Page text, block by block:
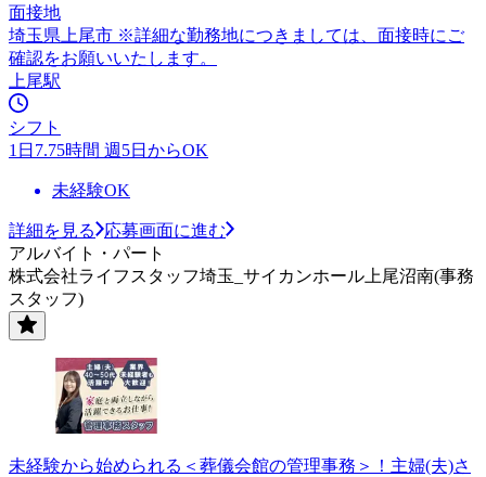
面接地
埼玉県上尾市 ※詳細な勤務地につきましては、面接時にご
確認をお願いいたします。
上尾駅
シフト
1日7.75時間 週5日からOK
未経験OK
詳細を見る
応募画面に進む
アルバイト・パート
株式会社ライフスタッフ埼玉_サイカンホール上尾沼南(事務
スタッフ)
未経験から始められる＜葬儀会館の管理事務＞！主婦(夫)さ